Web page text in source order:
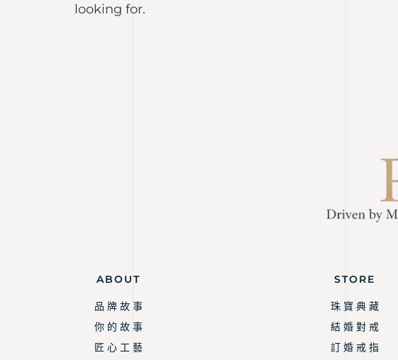
looking for.
ABOUT
品 牌 故 事
你 的 故 事
匠 心 工 藝
STORE
珠 寶 典 藏
結 婚 對 戒
訂 婚 戒 指